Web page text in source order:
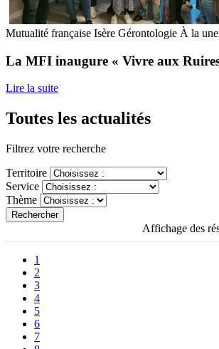
Mutualité française Isère Gérontologie À la une
La MFI inaugure « Vivre aux
Lire la suite
Toutes les actualités
Filtrez votre recherche
Territoire
Service
Thème
Rechercher
Affichage des
1
2
3
4
5
6
7